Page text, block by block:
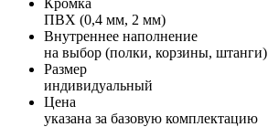
ПВХ (0,4 мм, 2 мм)
Внутреннее наполнение
на выбор (полки, корзины, штанги)
Размер
индивидуальный
Цена
указана за базовую комплектацию